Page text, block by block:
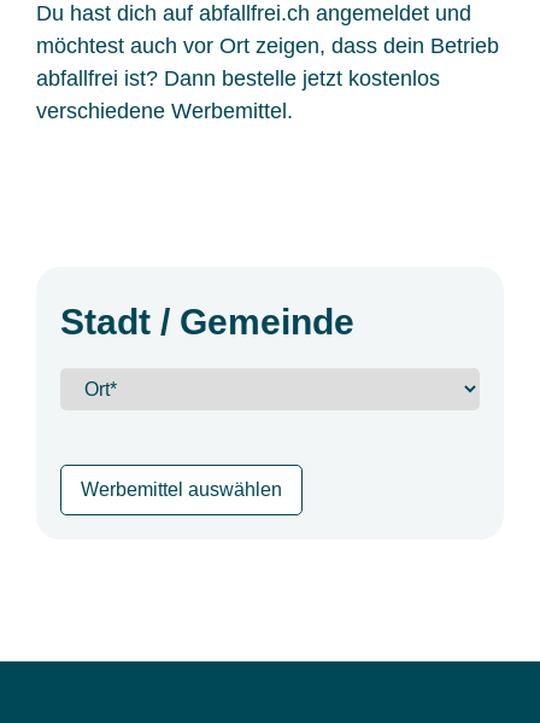
Du hast dich auf abfallfrei.ch angemeldet und
möchtest auch vor Ort zeigen, dass dein Betrieb
abfallfrei ist? Dann bestelle jetzt kostenlos
verschiedene Werbemittel.
Stadt / Gemeinde
Werbemittel auswählen